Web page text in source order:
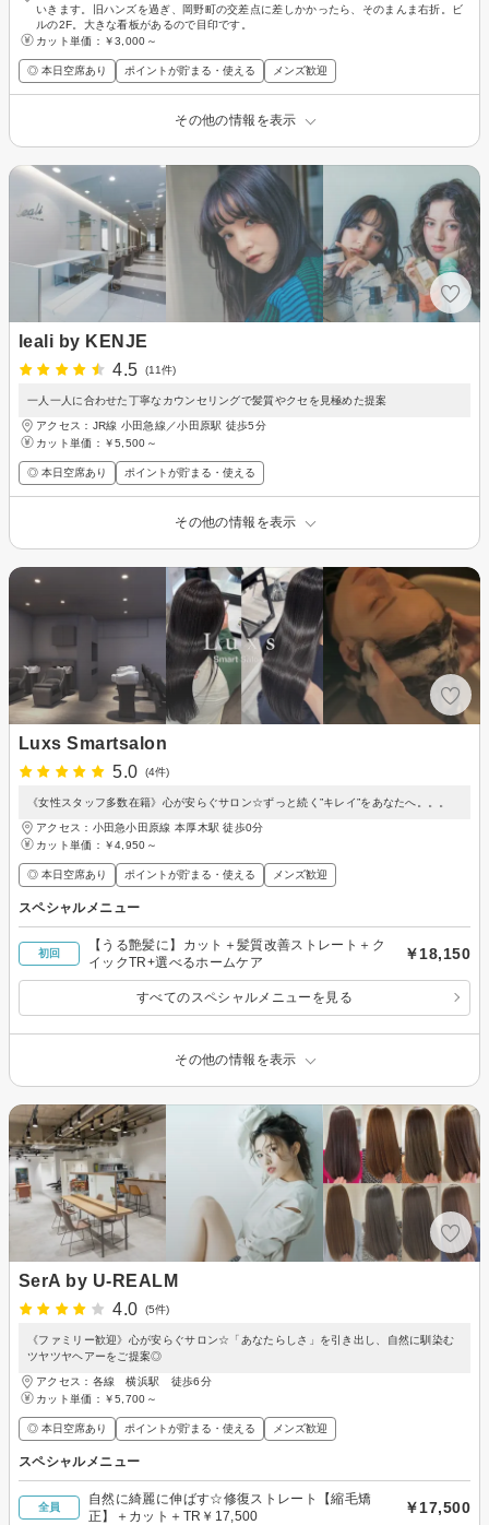
いきます。旧ハンズを過ぎ、岡野町の交差点に差しかかったら、そのまんま右折。ビ
ルの2F。大きな看板があるので目印です。
カット単価： ￥3,000～
◎ 本日空席あり ポイントが貯まる・使える メンズ歓迎
その他の情報を表示
leali by KENJE
4.5
(11件)
一人一人に合わせた丁寧なカウンセリングで髪質やクセを見極めた提案
アクセス：JR線 小田急線／小田原駅 徒歩5分
カット単価： ￥5,500～
◎ 本日空席あり ポイントが貯まる・使える
その他の情報を表示
Luxs Smartsalon
5.0
(4件)
《女性スタッフ多数在籍》心が安らぐサロン☆ずっと続く”キレイ”をあなたへ。。。
アクセス：小田急小田原線 本厚木駅 徒歩0分
カット単価： ￥4,950～
◎ 本日空席あり ポイントが貯まる・使える メンズ歓迎
スペシャルメニュー
初回
【うる艶髪に】カット＋髪質改善ストレート＋ク
イックTR+選べるホームケア
￥18,150
すべてのスペシャルメニューを見る
その他の情報を表示
SerA by U-REALM
4.0
(5件)
《ファミリー歓迎》心が安らぐサロン☆「あなたらしさ」を引き出し、自然に馴染む
ツヤツヤヘアーをご提案◎
アクセス：各線 横浜駅 徒歩6分
カット単価： ￥5,700～
◎ 本日空席あり ポイントが貯まる・使える メンズ歓迎
スペシャルメニュー
全員
自然に綺麗に伸ばす☆修復ストレート【縮毛矯
正】＋カット＋TR￥17,500
￥17,500